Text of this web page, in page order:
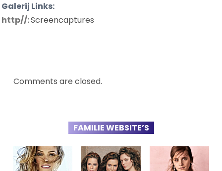
Galerij Links:
http//:Screencaptures
Comments are closed.
FAMILIE WEBSITE’S